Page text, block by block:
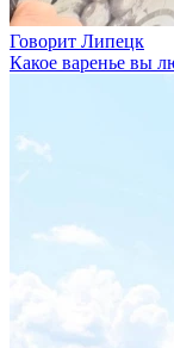
Говорит Липецк
Какое варенье вы